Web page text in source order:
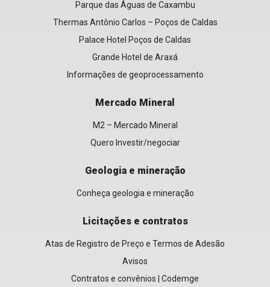
Parque das Águas de Caxambu
Thermas Antônio Carlos – Poços de Caldas
Palace Hotel Poços de Caldas
Grande Hotel de Araxá
Informações de geoprocessamento
Mercado Mineral
M2 – Mercado Mineral
Quero Investir/negociar
Geologia e mineração
Conheça geologia e mineração
Licitações e contratos
Atas de Registro de Preço e Termos de Adesão
Avisos
Contratos e convênios | Codemge